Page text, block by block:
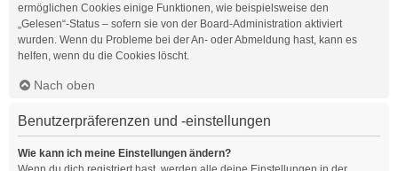
ermöglichen Cookies einige Funktionen, wie beispielsweise den
„Gelesen“-Status – sofern sie von der Board-Administration aktiviert
wurden. Wenn du Probleme bei der An- oder Abmeldung hast, kann es
helfen, wenn du die Cookies löscht.
Nach oben
Benutzerpräferenzen und -einstellungen
Wie kann ich meine Einstellungen ändern?